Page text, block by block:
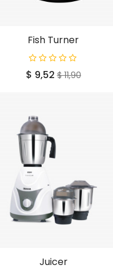
Fish Turner
Prijs
$ 9,52Normale
$ 11,90
Juicer